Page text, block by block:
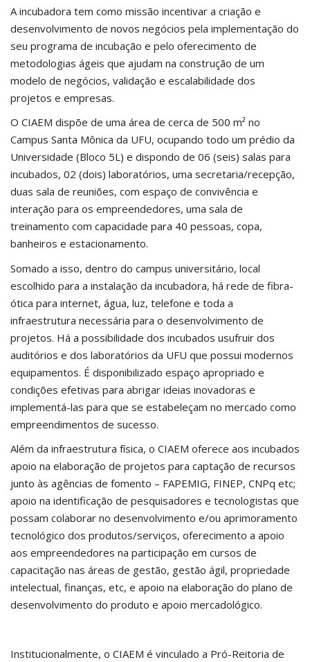
A incubadora tem como missão incentivar a criação e
desenvolvimento de novos negócios pela implementação do
seu programa de incubação e pelo oferecimento de
metodologias ágeis que ajudam na construção de um
modelo de negócios, validação e escalabilidade dos
projetos e empresas.
O CIAEM dispõe de uma área de cerca de 500 m² no
Campus Santa Mônica da UFU, ocupando todo um prédio da
Universidade (Bloco 5L) e dispondo de 06 (seis) salas para
incubados, 02 (dois) laboratórios, uma secretaria/recepção,
duas sala de reuniões, com espaço de convivência e
interação para os empreendedores, uma sala de
treinamento com capacidade para 40 pessoas, copa,
banheiros e estacionamento.
Somado a isso, dentro do campus universitário, local
escolhido para a instalação da incubadora, há rede de fibra-
ótica para internet, água, luz, telefone e toda a
infraestrutura necessária para o desenvolvimento de
projetos. Há a possibilidade dos incubados usufruir dos
auditórios e dos laboratórios da UFU que possui modernos
equipamentos. É disponibilizado espaço apropriado e
condições efetivas para abrigar ideias inovadoras e
implementá-las para que se estabeleçam no mercado como
empreendimentos de sucesso.
Além da infraestrutura física, o CIAEM oferece aos incubados
apoio na elaboração de projetos para captação de recursos
junto às agências de fomento – FAPEMIG, FINEP, CNPq etc;
apoio na identificação de pesquisadores e tecnologistas que
possam colaborar no desenvolvimento e/ou aprimoramento
tecnológico dos produtos/serviços, oferecimento a apoio
aos empreendedores na participação em cursos de
capacitação nas áreas de gestão, gestão ágil, propriedade
intelectual, finanças, etc, e apoio na elaboração do plano de
desenvolvimento do produto e apoio mercadológico.
Institucionalmente, o CIAEM é vinculado a Pró-Reitoria de